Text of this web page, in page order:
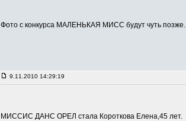
Фото с конкурса МАЛЕНЬКАЯ МИСС будут чуть позже.
9.11.2010 14:29:19
МИССИС ДАНС ОРЕЛ стала Короткова Елена,45 лет.